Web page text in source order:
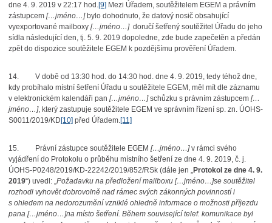
dne 4. 9. 2019 v 22:17 hod.[9] Mezi Úřadem, soutěžitelem EGEM a právním
zástupcem […jméno…]bylo dohodnuto, že datový nosič obsahující
vyexportované mailboxy […jméno…] doručí šetřený soutěžitel Úřadu do jeho
sídla následující den, tj. 5. 9. 2019 dopoledne, zde bude zapečetěn a předán
zpět do dispozice soutěžitele EGEM k pozdějšímu prověření Úřadem.
14.
V době od 13:30 hod. do 14:30 hod. dne 4. 9. 2019, tedy téhož dne,
kdy probíhalo místní šetření Úřadu u soutěžitele EGEM, měl mít dle záznamu
v elektronickém kalendáři pan […jméno…]schůzku s právním zástupcem […
jméno…], který zastupuje soutěžitele EGEM ve správním řízení sp. zn. ÚOHS-
S0011/2019/KD [10] před Úřadem.[11]
15. Právní zástupce soutěžitele EGEM […jméno…]v rámci svého
vyjádření do Protokolu o průběhu místního šetření ze dne 4. 9. 2019, č. j.
ÚOHS-P0248/2019/KD-22242/2019/852/RSk (dále jen „Protokol ze dne 4. 9.
2019“) uvedl: „Požadavku na předložení mailboxu […jméno…]se soutěžitel
rozhodl vyhovět dobrovolně nad rámec svých zákonných povinností i
s ohledem na nedorozumění vzniklé ohledně informace o možnosti příjezdu
pana […jméno…]na místo šetření. Během související telef. komunikace byl